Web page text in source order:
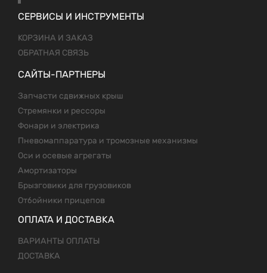
СЕРВИСЫ И ИНСТРУМЕНТЫ
КОРЗИНА И ЗАКАЗ
ОБРАТНАЯ СВЯЗЬ
САЙТЫ-ПАРТНЕРЫ
Запчасти сдвижных крыш
Стремянки и рессоры
Фонари и электрика
Пневомаппаратура и тромозные механизмы
Оси и осевые агрегаты
Амортизаторы
Брызговики для грузовиков
Отбойники прицепов
ОПЛАТА И ДОСТАВКА
ВАРИАНТЫ ОПЛАТЫ
ДОСТАВКА